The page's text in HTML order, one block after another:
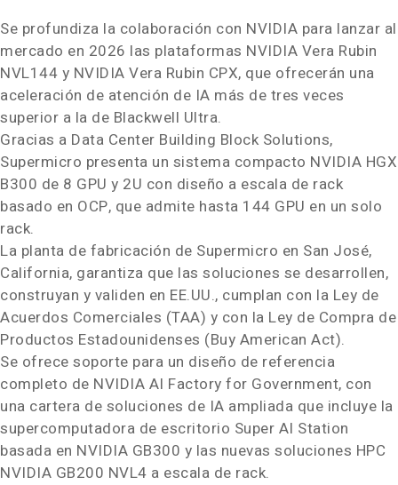
Se profundiza la colaboración con NVIDIA para lanzar al
mercado en 2026 las plataformas NVIDIA Vera Rubin
NVL144 y NVIDIA Vera Rubin CPX, que ofrecerán una
aceleración de atención de IA más de tres veces
superior a la de Blackwell Ultra.
Gracias a Data Center Building Block Solutions,
Supermicro presenta un sistema compacto NVIDIA HGX
B300 de 8 GPU y 2U con diseño a escala de rack
basado en OCP, que admite hasta 144 GPU en un solo
rack.
La planta de fabricación de Supermicro en San José,
California, garantiza que las soluciones se desarrollen,
construyan y validen en EE.UU., cumplan con la Ley de
Acuerdos Comerciales (TAA) y con la Ley de Compra de
Productos Estadounidenses (Buy American Act).
Se ofrece soporte para un diseño de referencia
completo de NVIDIA AI Factory for Government, con
una cartera de soluciones de IA ampliada que incluye la
supercomputadora de escritorio Super AI Station
basada en NVIDIA GB300 y las nuevas soluciones HPC
NVIDIA GB200 NVL4 a escala de rack.